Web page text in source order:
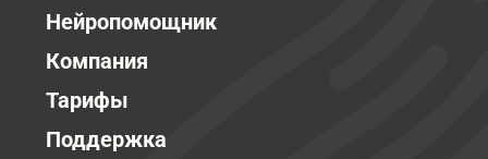
Нейропомощник
Компания
Тарифы
Поддержка